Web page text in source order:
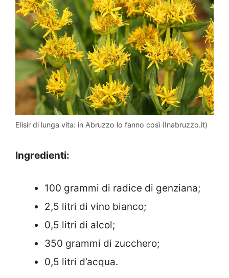
Elisir di lunga vita: in Abruzzo lo fanno così (Inabruzzo.it)
Ingredienti:
100 grammi di radice di genziana;
2,5 litri di vino bianco;
0,5 litri di alcol;
350 grammi di zucchero;
0,5 litri d’acqua.